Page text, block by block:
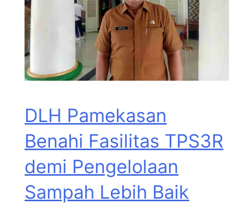
DLH Pamekasan
Benahi Fasilitas TPS3R
demi Pengelolaan
Sampah Lebih Baik